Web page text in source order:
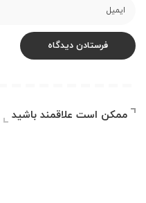
ممکن است علاقمند باشید